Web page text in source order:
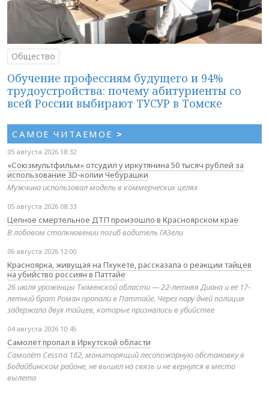
Общество
Обучение профессиям будущего и 94%
трудоустройства: почему абитуриенты со
всей России выбирают ТУСУР в Томске
САМОЕ ЧИТАЕМОЕ >
05 августа 2026 18:32
«Союзмультфильм» отсудил у иркутянина 50 тысяч рублей за
использование 3D-копии Чебурашки
Мужчина использовал модель в коммерческих целях
05 августа 2026 08:33
Цепное смертельное ДТП произошло в Красноярском крае
В лобовом столкновении погиб водитель ГАЗели
06 августа 2026 12:00
Красноярка, живущая на Пхукете, рассказала о реакции тайцев
на убийство россиян в Паттайе
26 июля уроженцы Тюменской области — 22-летняя Диана и её 17-
летний брат Роман пропали в Паттайе. Через пару дней полиция
задержала двух тайцев, которые признались в убийстве
04 августа 2026 10:45
Самолёт пропал в Иркутской области
Самолёт Cessna 182, мониторящий лесопожарную обстановку в
Бодайбинском районе, не вышел на связь и не вернулся в место
вылета